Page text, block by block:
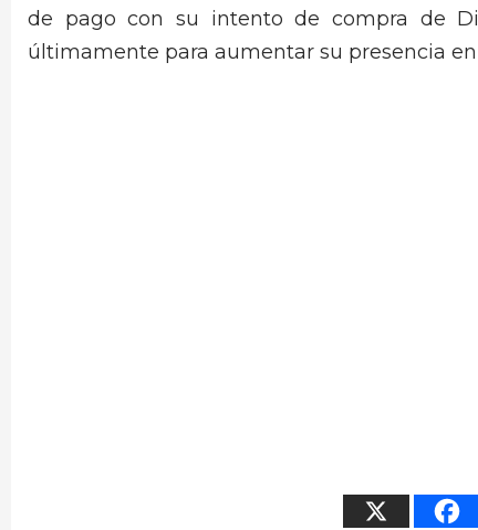
de pago con su intento de compra de
últimamente para aumentar su presencia